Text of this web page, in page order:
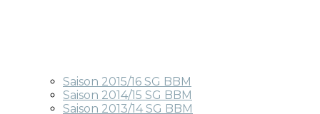
Saison 2015/16 SG BBM
Saison 2014/15 SG BBM
Saison 2013/14 SG BBM